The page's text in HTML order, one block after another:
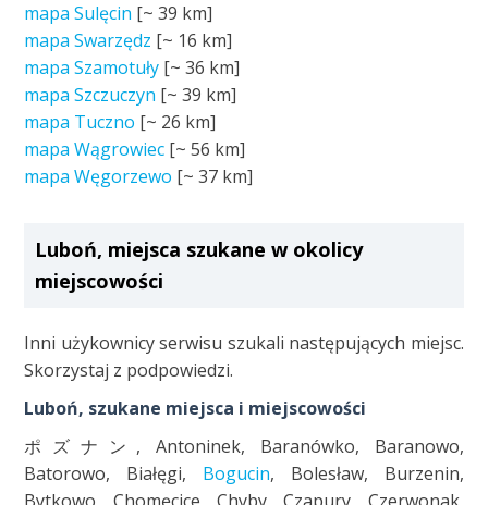
mapa Sulęcin [~39 km]
mapa Swarzędz [~ 16 km]
mapa Szamotuły [~36 km]
mapa Szczuczyn [~39 km]
mapa Tuczno [~ 26 km]
mapa Wągrowiec [~56 km]
mapa Węgorzewo [~37 km]
Luboń, miejsca szukane w okolicy
miejscowości
Inni użykownicy serwisu szukali następujących miejsc.
Skorzystaj z podpowiedzi.
Luboń, szukane miejsca i miejscowości
ポズナン, Antoninek, Baranówko, Baranowo,
Batorowo, Białęgi, Bogucin, Bolesław, Burzenin,